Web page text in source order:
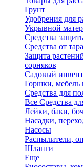
Грунт
Удобрения для
Укрывной
Средства
Средства от
Защита
сорняков
Садовый
Горшки, мебель
Средства для
Все Средства
Лейки, баки,
Насадки,
Насосы
Распылители,
Шланги
Еще